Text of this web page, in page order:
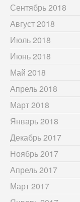
Сентябрь 2018
Август 2018
Июль 2018
Июнь 2018
Май 2018
Апрель 2018
Март 2018
Январь 2018
Декабрь 2017
Ноябрь 2017
Апрель 2017
Март 2017